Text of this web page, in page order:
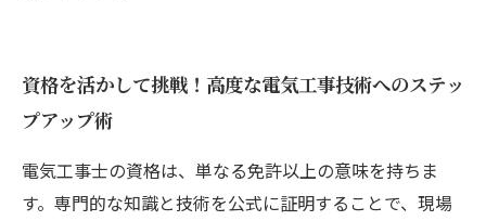
資格を活かして挑戦！高度な電気工事技術へのステッ
プアップ術
電気工事士の資格は、単なる免許以上の意味を持ちま
す。専門的な知識と技術を公式に証明することで、現場